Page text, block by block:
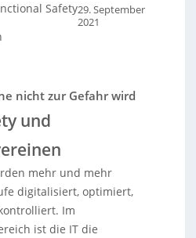
Safety29. September
2021
nicht zur Gefahr wird
und
mehr und mehr
digitalisiert, optimiert,
Im
ist die IT die